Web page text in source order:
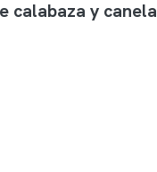
calabaza y canela